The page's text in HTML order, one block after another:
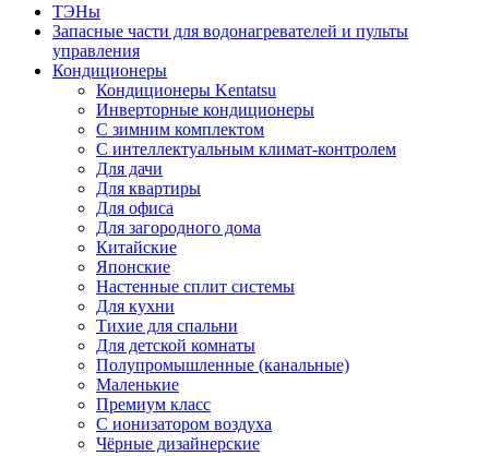
ТЭНы
Запасные части для водонагревателей и пульты
управления
Кондиционеры
Кондиционеры Kentatsu
Инверторные кондиционеры
С зимним комплектом
С интеллектуальным климат-контролем
Для дачи
Для квартиры
Для офиса
Для загородного дома
Китайские
Японские
Настенные сплит системы
Для кухни
Тихие для спальни
Для детской комнаты
Полупромышленные (канальные)
Маленькие
Премиум класс
C ионизатором воздуха
Чёрные дизайнерские